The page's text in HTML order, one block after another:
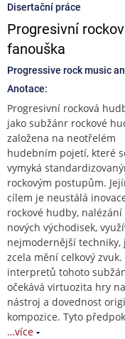
Disertační práce
Progresivní
fanouška
Progressive rock music
Anotace:
Progresivní rocková
jako subžánr rockové
založena na neotřelém
hudebním pojetí, které
vymyká
rockovým postupům.
cílem je neustálá
rockové hudby, nalézání
nových východisek,
nejmodernější techniky,
zcela mění celkový zvuk.
interpretů tohoto
očekává virtuozita hry na
nástroj a dovednost
kompozice. Tyto
…více